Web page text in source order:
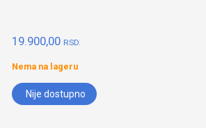
19.900,00 RSD.
Nema na lageru
Nije dostupno